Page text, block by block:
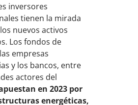
inversores
tienen la mirada
nuevos activos
Los fondos de
empresas
y los bancos, entre
actores del
en 2023 por
energéticas,